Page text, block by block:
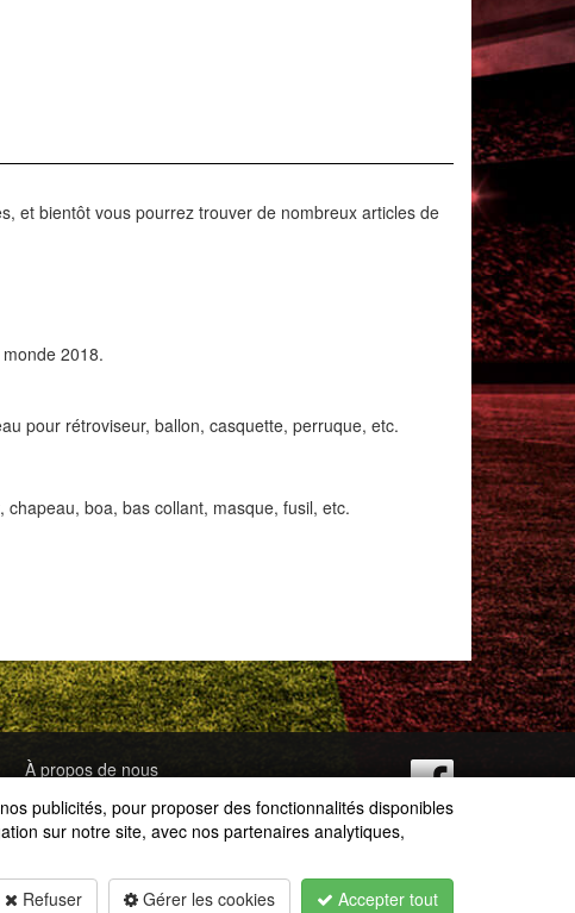
publicités, pour proposer des fonctionnalités disponibles
sur notre site, avec nos partenaires analytiques,
Refuser Gérer les cookies Accepter tout
et bientôt vous pourrez trouver de nombreux articles de
2018.
pour rétroviseur, ballon, casquette, perruque, etc.
boa, bas collant, masque, fusil, etc.
À propos de nous
Contact
Service clientèle
Protection des données
Conditions générales de vente
Mentions légales